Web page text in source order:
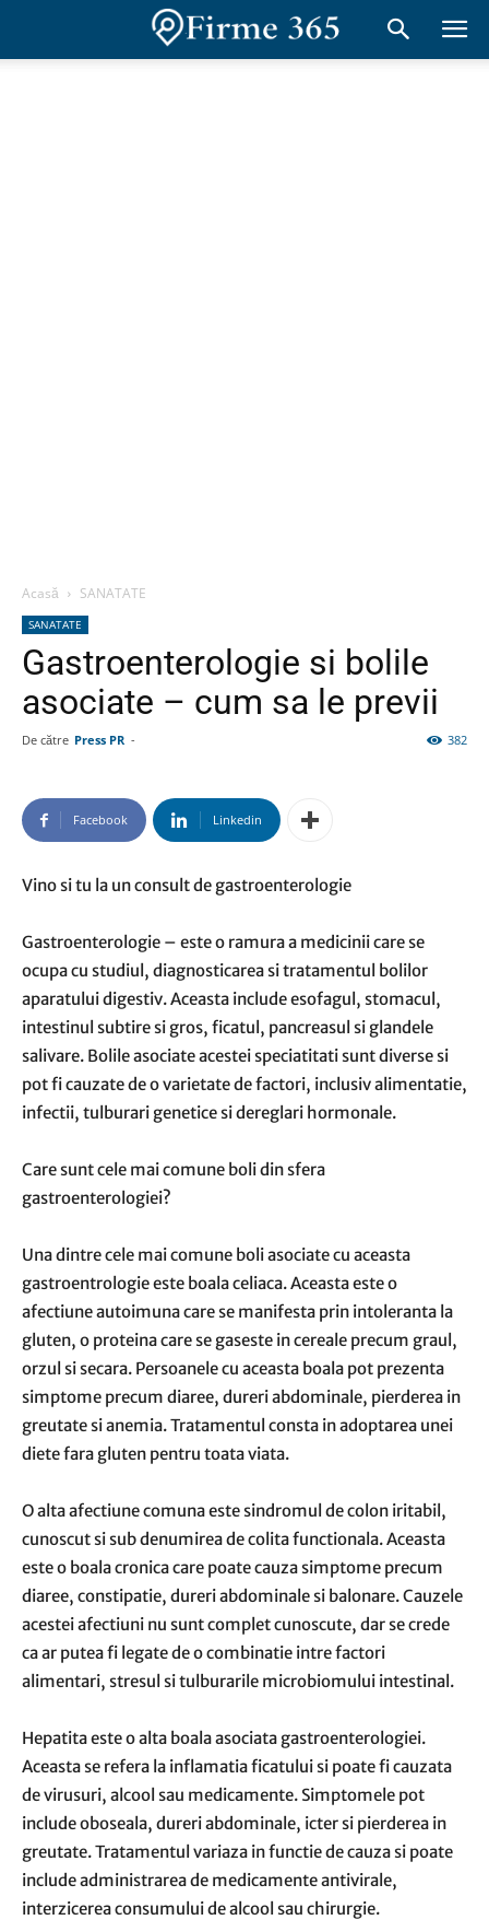
Acasă SANATATE
SANATATE
Gastroenterologie si bolile
asociate – cum sa le previi
De către Press PR - 382
Facebook Linkedin
Vino si tu la un consult de gastroenterologie
Gastroenterologie – este o ramura a medicinii care se
ocupa cu studiul, diagnosticarea si tratamentul bolilor
aparatului digestiv. Aceasta include esofagul, stomacul,
intestinul subtire si gros, ficatul, pancreasul si glandele
salivare. Bolile asociate acestei speciatitati sunt diverse si
pot fi cauzate de o varietate de factori, inclusiv alimentatie,
infectii, tulburari genetice si dereglari hormonale.
Care sunt cele mai comune boli din sfera
gastroenterologiei?
Una dintre cele mai comune boli asociate cu aceasta
gastroentrologie este boala celiaca. Aceasta este o
afectiune autoimuna care se manifesta prin intoleranta la
gluten, o proteina care se gaseste in cereale precum graul,
orzul si secara. Persoanele cu aceasta boala pot prezenta
simptome precum diaree, dureri abdominale, pierderea in
greutate si anemia. Tratamentul consta in adoptarea unei
diete fara gluten pentru toata viata.
O alta afectiune comuna este sindromul de colon iritabil,
cunoscut si sub denumirea de colita functionala. Aceasta
este o boala cronica care poate cauza simptome precum
diaree, constipatie, dureri abdominale si balonare. Cauzele
acestei afectiuni nu sunt complet cunoscute, dar se crede
ca ar putea fi legate de o combinatie intre factori
alimentari, stresul si tulburarile microbiomului intestinal.
Hepatita este o alta boala asociata gastroenterologiei.
Aceasta se refera la inflamatia ficatului si poate fi cauzata
de virusuri, alcool sau medicamente. Simptomele pot
include oboseala, dureri abdominale, icter si pierderea in
greutate. Tratamentul variaza in functie de cauza si poate
include administrarea de medicamente antivirale,
interzicerea consumului de alcool sau chirurgie.